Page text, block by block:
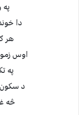
دا
هر
اوس
په
د سكون
څه